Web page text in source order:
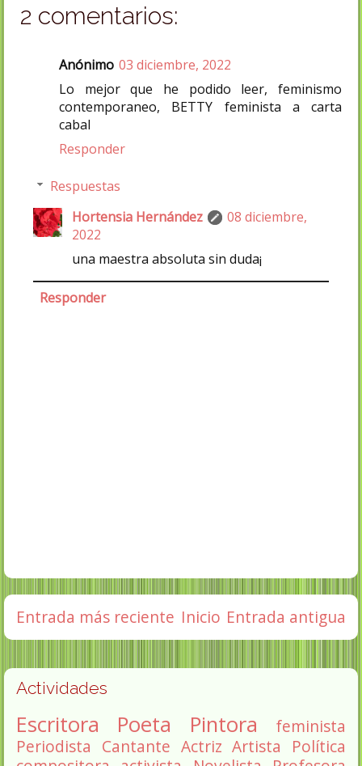
2 comentarios:
Anónimo 03 diciembre, 2022
Lo mejor que he podido leer, feminismo
contemporaneo, BETTY feminista a carta
cabal
Responder
Respuestas
Hortensia Hernández
08 diciembre,
2022
una maestra absoluta sin duda¡
Responder
Entrada más reciente Entrada antigua
Inicio
Actividades
Escritora Poeta Pintora
feminista
Periodista Cantante Actriz Artista
Política